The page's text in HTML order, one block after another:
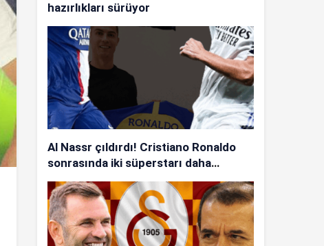
hazırlıkları sürüyor
Al Nassr çıldırdı! Cristiano Ronaldo
sonrasında iki süperstarı daha
istiyorlar…